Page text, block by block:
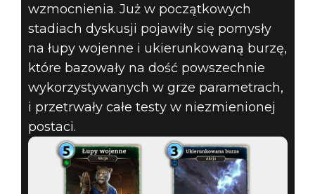
wzmocnienia. Już w początkowych
stadiach dyskusji pojawiły się pomysły
na łupy wojenne i ukierunkowaną burzę,
które bazowały na dość powszechnie
wykorzystywanych w grze parametrach,
i przetrwały całe testy w niezmienionej
postaci.